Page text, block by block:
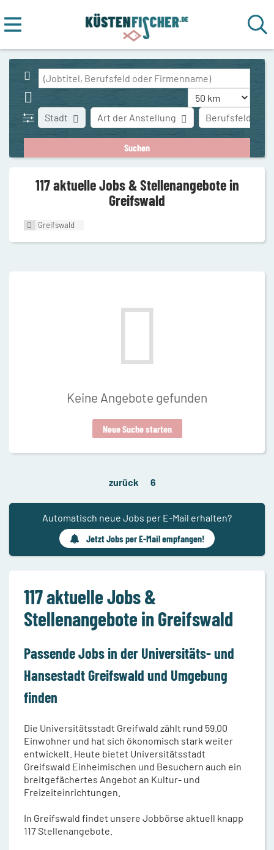
Stadt Art der Anstellung Berufsfeld
117 aktuelle Jobs & Stellenangebote in
Greifswald
Greifswald
Keine Angebote gefunden
Neue Suche starten
zurück 6
Automatisch neue Jobs per E-Mail erhalten?
Jetzt Jobs per E-Mail empfangen!
117 aktuelle Jobs &
Stellenangebote in Greifswald
Passende Jobs in der Universitäts- und
Hansestadt Greifswald und Umgebung
finden
Die Universitätsstadt Greifwald zählt rund 59.00
Einwohner und hat sich ökonomisch stark weiter
entwickelt. Heute bietet Universitätsstadt
Greifswald Einheimischen und Besuchern auch ein
breitgefächertes Angebot an Kultur- und
Freizeiteinrichtungen.
In Greifswald findet unsere Jobbörse aktuell knapp
117 Stellenangebote.